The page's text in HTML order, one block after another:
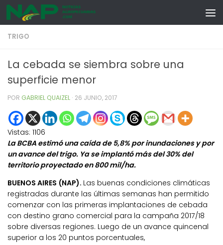
Skip to content
TRIGO
La cebada se siembra sobre una
superficie menor
POR GABRIEL QUAIZEL · 26 JUNIO, 2017
Vistas: 1106
La BCBA estimó una caída de 5,8% por inundaciones y por
un avance del trigo. Ya se implantó más del 30% del
territorio proyectado en 800 mil/ha.
BUENOS AIRES (NAP). Las buenas condiciones climáticas
registradas durante las últimas semanas han permitido
comenzar con las primeras implantaciones de cebada
con destino grano comercial para la campaña 2017/18
sobre diversas regiones. Luego de un avance quincenal
superior a los 20 puntos porcentuales,